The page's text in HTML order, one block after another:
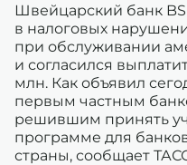
Швейцарский банк
в налоговых
при обслуживании
и согласился
млн. Как объявил
первым частным
решившим принять
программе для
страны, сообщает